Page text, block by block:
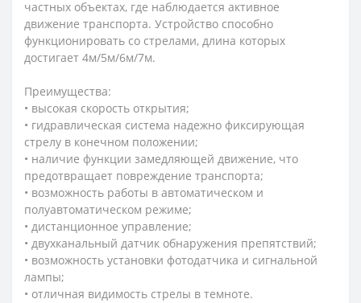
частных объектах, где наблюдается активное
движение транспорта. Устройство способно
функционировать со стрелами, длина которых
достигает 4м/5м/6м/7м.
Преимущества:
• высокая скорость открытия;
• гидравлическая система надежно фиксирующая
стрелу в конечном положении;
• наличие функции замедляющей движение, что
предотвращает повреждение транспорта;
• возможность работы в автоматическом и
полуавтоматическом режиме;
• дистанционное управление;
• двухканальный датчик обнаружения препятствий;
• возможность установки фотодатчика и сигнальной
лампы;
• отличная видимость стрелы в темноте.